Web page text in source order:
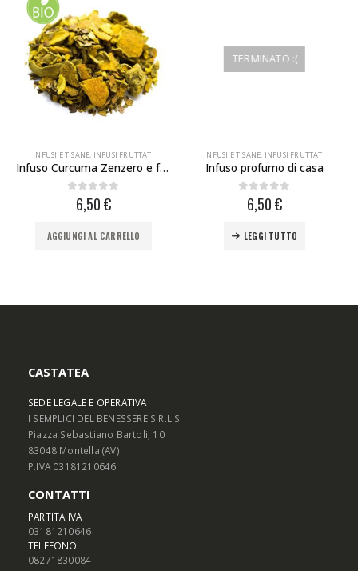
INFUSI E TISANE, INFUSI FRUTTATI
Infuso Curcuma Zenzero e fave di cacao
Su 5
6,50€
AGGIUNGI AL CARRELLO
ESAURITO
TERMINATO :(
INFUSI E TISANE, INFUSI FRUTTATI
Infuso profumo di casa
Su 5
6,50€
LEGGI TUTTO
CASTATEA
SEDE LEGALE E OPERATIVA
I SEMPLICI DEL BENESSERE S.R.L.S.
Piazza Sebastiano Bartoli, 10
83048 Montella (AV)
P.IVA 03181210646
CONTATTI
PARTITA IVA
03181210646
TELEFONO
08271830084